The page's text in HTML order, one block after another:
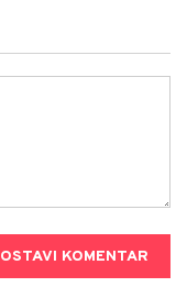
OSTAVI KOMENTAR